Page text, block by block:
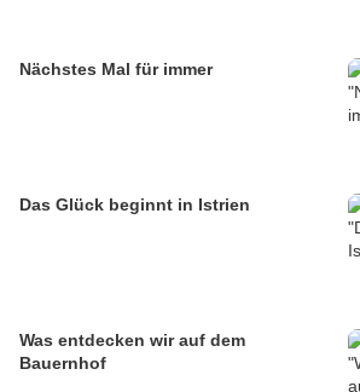
Nächstes Mal für immer
Das Glück beginnt in Istrien
Was entdecken wir auf dem
Bauernhof